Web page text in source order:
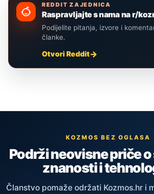
REDDIT ZAJEDNICA
Raspravljajte s nama na r/
Podijelite pitanja, izvore i
članke.
Otvori Reddit
KOZMOS BEZ OGLASA
Podrži neovisne priče
znanosti i
Članstvo pomaže održati Kozmos.hr i